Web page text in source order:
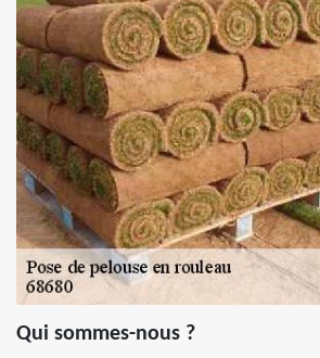
Qui sommes-nous ?